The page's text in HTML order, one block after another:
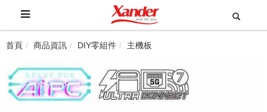
首頁 商品資訊 DIY零組件 主機板